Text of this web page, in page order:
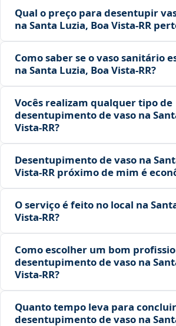
Qual o preço para desentupir
na Santa Luzia, Boa Vista‑RR
Como saber se o vaso sanitário
na Santa Luzia, Boa Vista‑RR?
Vocês realizam qualquer tipo de
desentupimento de vaso na
Vista‑RR?
Desentupimento de vaso na
Vista‑RR próximo de mim é
O serviço é feito no local na
Vista‑RR?
Como escolher um bom
desentupimento de vaso na
Vista‑RR?
Quanto tempo leva para
desentupimento de vaso na